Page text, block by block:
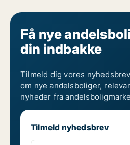
Få nye
din indbakke
Tilmeld dig vores
om nye andelsboliger,
nyheder fra
Tilmeld nyhedsbrev